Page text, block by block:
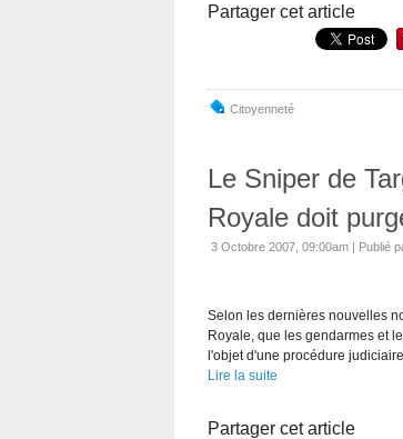
Partager cet article
Citoyenneté
Le Sniper de
Royale doit
3 Octobre 2007, 09:00am | Publié
Selon les dernières nouvelles
Royale, que les gendarmes et
l'objet d'une procédure
Lire la suite
Partager cet article